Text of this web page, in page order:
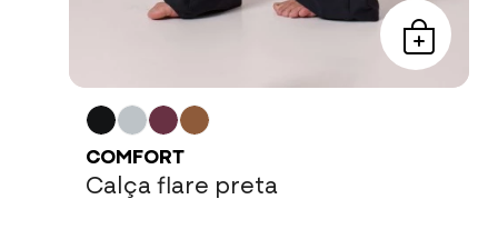
COMFORT
Calça flare preta